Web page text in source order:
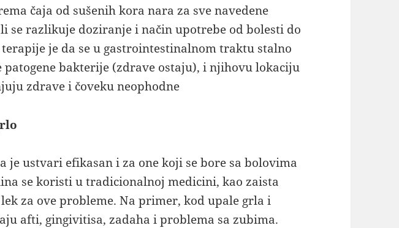
čaja od sušenih kora nara za sve navedene
se razlikuje doziranje i način upotrebe od bolesti do
je da se u gastrointestinalnom traktu stalno
patogene bakterije (zdrave ostaju), i njihovu lokaciju
zdrave i čoveku neophodne
je ustvari efikasan i za one koji se bore sa bolovima
se koristi u tradicionalnoj medicini, kao zaista
za ove probleme. Na primer, kod upale grla i
afti, gingivitisa, zadaha i problema sa zubima.